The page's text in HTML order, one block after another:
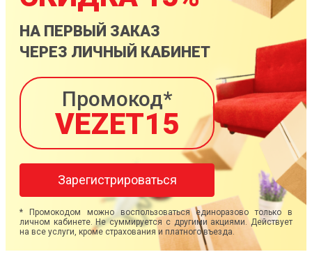
НА ПЕРВЫЙ ЗАКАЗ
ЧЕРЕЗ ЛИЧНЫЙ КАБИНЕТ
Промокод*
VEZET15
Зарегистрироваться
* Промокодом можно воспользоваться единоразово только в
личном кабинете. Не суммируется с другими акциями. Действует
на все услуги, кроме страхования и платного въезда.